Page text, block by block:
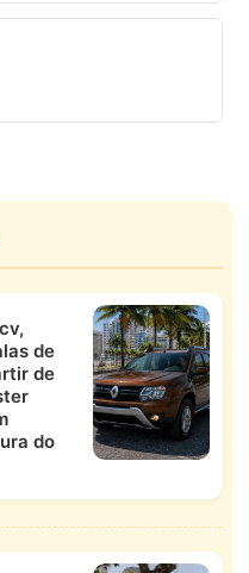
de
de
do